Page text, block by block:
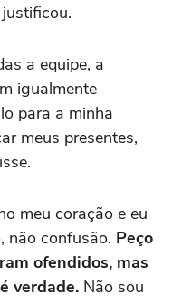
a equipe, a
igualmente
para a minha
meus presentes,
meu coração e eu
não confusão. Peço
ofendidos, mas
verdade. Não sou